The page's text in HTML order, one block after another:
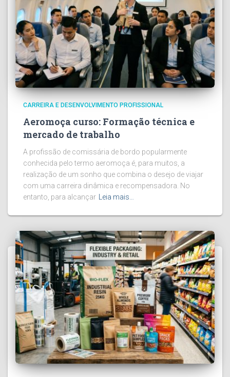
CARREIRA E DESENVOLVIMENTO PROFISSIONAL
Aeromoça curso: Formação técnica e
mercado de trabalho
A profissão de comissária de bordo popularmente
conhecida pelo termo aeromoça é, para muitos, a
realização de um sonho que combina o desejo de viajar
com uma carreira dinâmica e recompensadora. No
entanto, para alcançar Leia mais…